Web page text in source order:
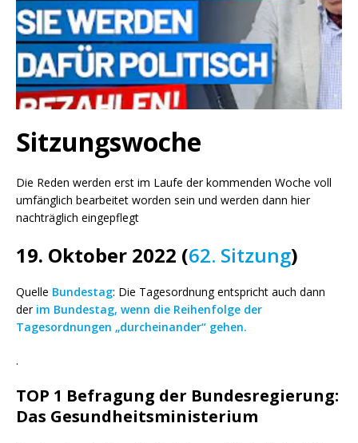
Sitzungswoche
Die Reden werden erst im Laufe der kommenden Woche voll
umfänglich bearbeitet worden sein und werden dann hier
nachträglich eingepflegt
19. Oktober 2022 (62. Sitzung)
Quelle Bundestag: Die Tagesordnung entspricht auch dann
der im Bundestag, wenn die Reihenfolge der
Tagesordnungen „durcheinander“ gehen.
.
TOP 1 Befragung der Bundesregierung:
Das Gesundheitsministerium